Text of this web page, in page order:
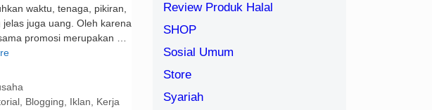
waktu, tenaga, pikiran,
jelas juga uang. Oleh karena
promosi merupakan …
, Blogging, Iklan, Kerja
Review Produk Halal
SHOP
Sosial Umum
Store
Syariah